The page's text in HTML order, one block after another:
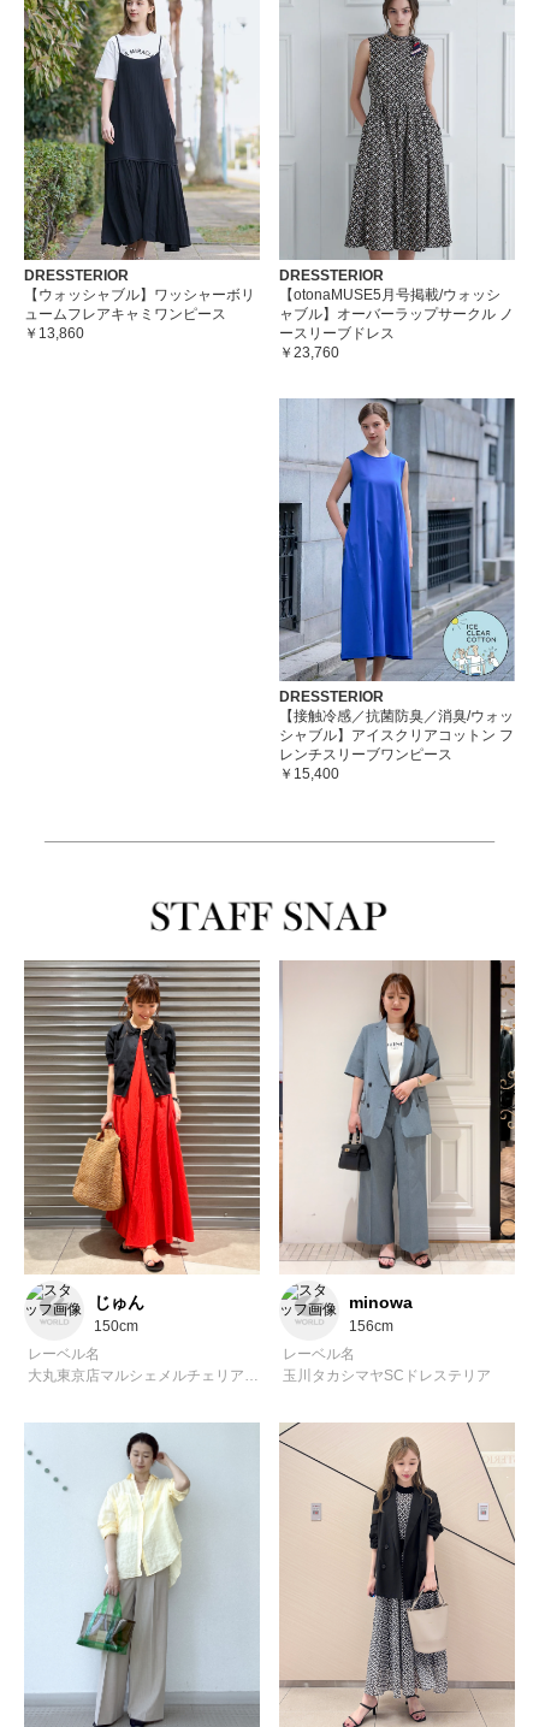
DRESSTERIOR
【ウォッシャブル】ワッシャーボリ
ュームフレアキャミワンピース
￥13,860
DRESSTERIOR
【otonaMUSE5月号掲載/ウォッシ
ャブル】オーバーラップサークル ノ
ースリーブドレス
￥23,760
DRESSTERIOR
【接触冷感／抗菌防臭／消臭/ウォッ
シャブル】アイスクリアコットン フ
レンチスリーブワンピース
￥15,400
レーベル名
大丸東京店マルシェメルチェリアドレステリア
じゅん
150cm
レーベル名
玉川タカシマヤSCドレステリア
minowa
156cm